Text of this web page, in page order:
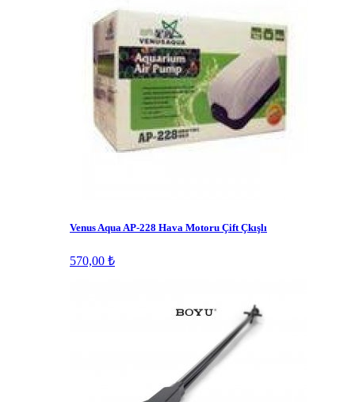
Venus Aqua AP-228 Hava Motoru Çift Çkışlı
570,00 ₺